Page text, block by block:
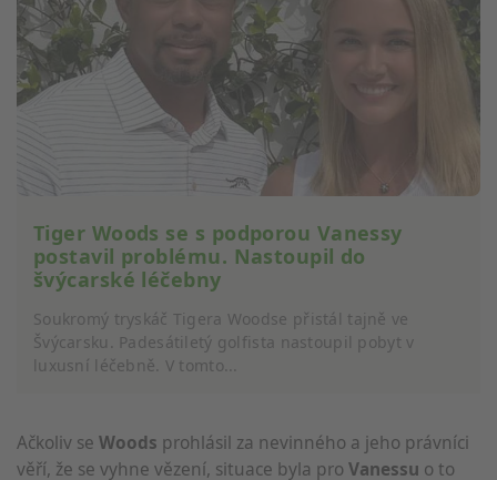
Tiger Woods se s podporou Vanessy
postavil problému. Nastoupil do
švýcarské léčebny
Soukromý tryskáč Tigera Woodse přistál tajně ve
Švýcarsku. Padesátiletý golfista nastoupil pobyt v
luxusní léčebně. V tomto...
Ačkoliv se Woods prohlásil za nevinného a jeho právníci
věří, že se vyhne vězení, situace byla pro Vanessu o to